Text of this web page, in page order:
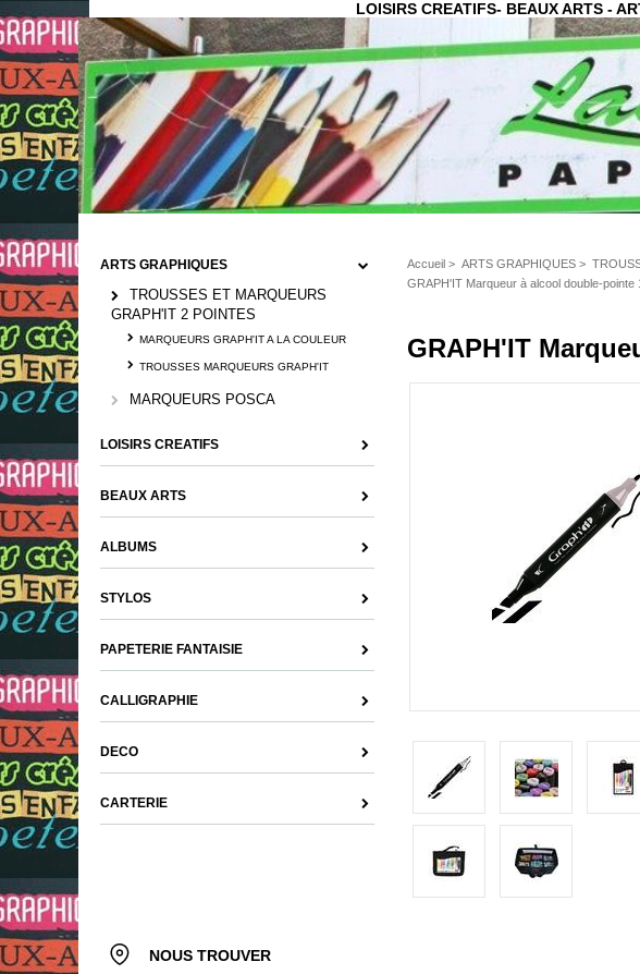
LOISIRS CREATIFS- BEAUX ARTS -
ARTS GRAPHIQUES
TROUSSES ET MARQUEURS
GRAPH'IT 2 POINTES
MARQUEURS GRAPH'IT A LA COULEUR
TROUSSES MARQUEURS GRAPH'IT
MARQUEURS POSCA
LOISIRS CREATIFS
BEAUX ARTS
ALBUMS
STYLOS
PAPETERIE FANTAISIE
CALLIGRAPHIE
DECO
CARTERIE
NOUS TROUVER
Accueil > ARTS GRAPHIQUES >
GRAPH'IT Marqueur à alcool double-pointe
GRAPH'IT